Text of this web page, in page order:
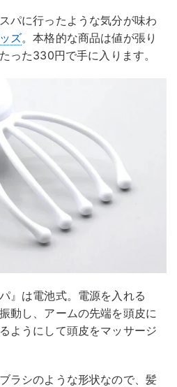
パに行ったような気分が味わ
ズ。本格的な商品は値が張り
った330円で手に入ります。
』は電池式。電源を入れる
動し、アームの先端を頭皮に
ようにして頭皮をマッサージ
ラシのような形状なので、髪